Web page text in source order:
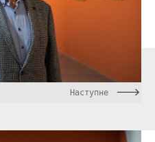
Наступне